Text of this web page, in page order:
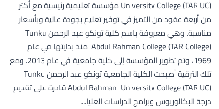
University College (TAR UC) مؤسسة تعليمية رئيسية مع أكثر
من أربعة عقود من التميز في توفير تعليم بجودة عالية وبأسعار
مناسبة. وهي معروفة باسم كلية تونكو عبد الرحمن Tunku
Abdul Rahman College (TAR College) منذ بدايتها في عام
1969، وتم تطوير المؤسسة إلى كلية جامعية في عام 2013. ومع
تلك الترقية أصبحت الكلية الجامعية تونكو عبد الرحمن Tunku
Abdul Rahman University College (TAR UC) قادرة على تقديم
درجة البكالوريوس وبرامج الدراسات العليا....